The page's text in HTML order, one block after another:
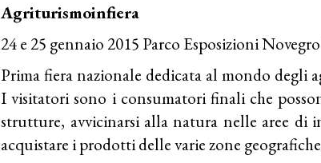
Agriturismoinfiera
24 e 25 gennaio 2015 Parco Esposizioni
Prima fiera nazionale dedicata al mondo degli
I visitatori sono i consumatori finali che
strutture, avvicinarsi alla natura nelle aree di
acquistare i prodotti delle varie zone